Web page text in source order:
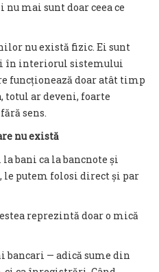
mai sunt doar ceea ce
nu există fizic. Ei sunt
în interiorul sistemului
funcționează doar atât timp
totul ar deveni, foarte
sens.
nu există
bani ca la bancnote și
le putem folosi direct și par
reprezintă doar o mică
bancari — adică sume din